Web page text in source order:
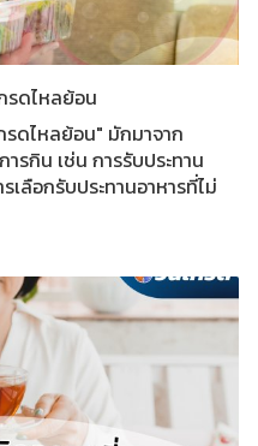
รดไหลย้อน
ดไหลย้อน" มักมาจาก
รกิน เช่น การรับประทาน
เลือกรับประทานอาหารที่ไม่